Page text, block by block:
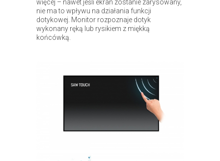
więcej – nawet jeśli ekran zostanie zarysowany,
nie ma to wpływu na działania funkcji
dotykowej. Monitor rozpoznaje dotyk
wykonany ręką lub rysikiem z miękką
końcówką.